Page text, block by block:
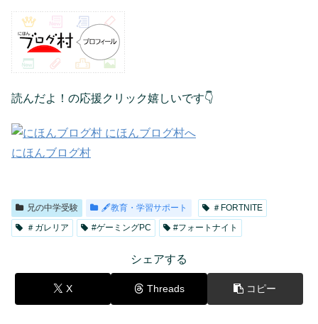
読んだよ！の応援クリック嬉しいです👇
にほんブログ村
兄の中学受験 🖋教育・学習サポート
＃FORTNITE
＃ガレリア
#ゲーミングPC #フォートナイト
シェアする
X Threads コピー